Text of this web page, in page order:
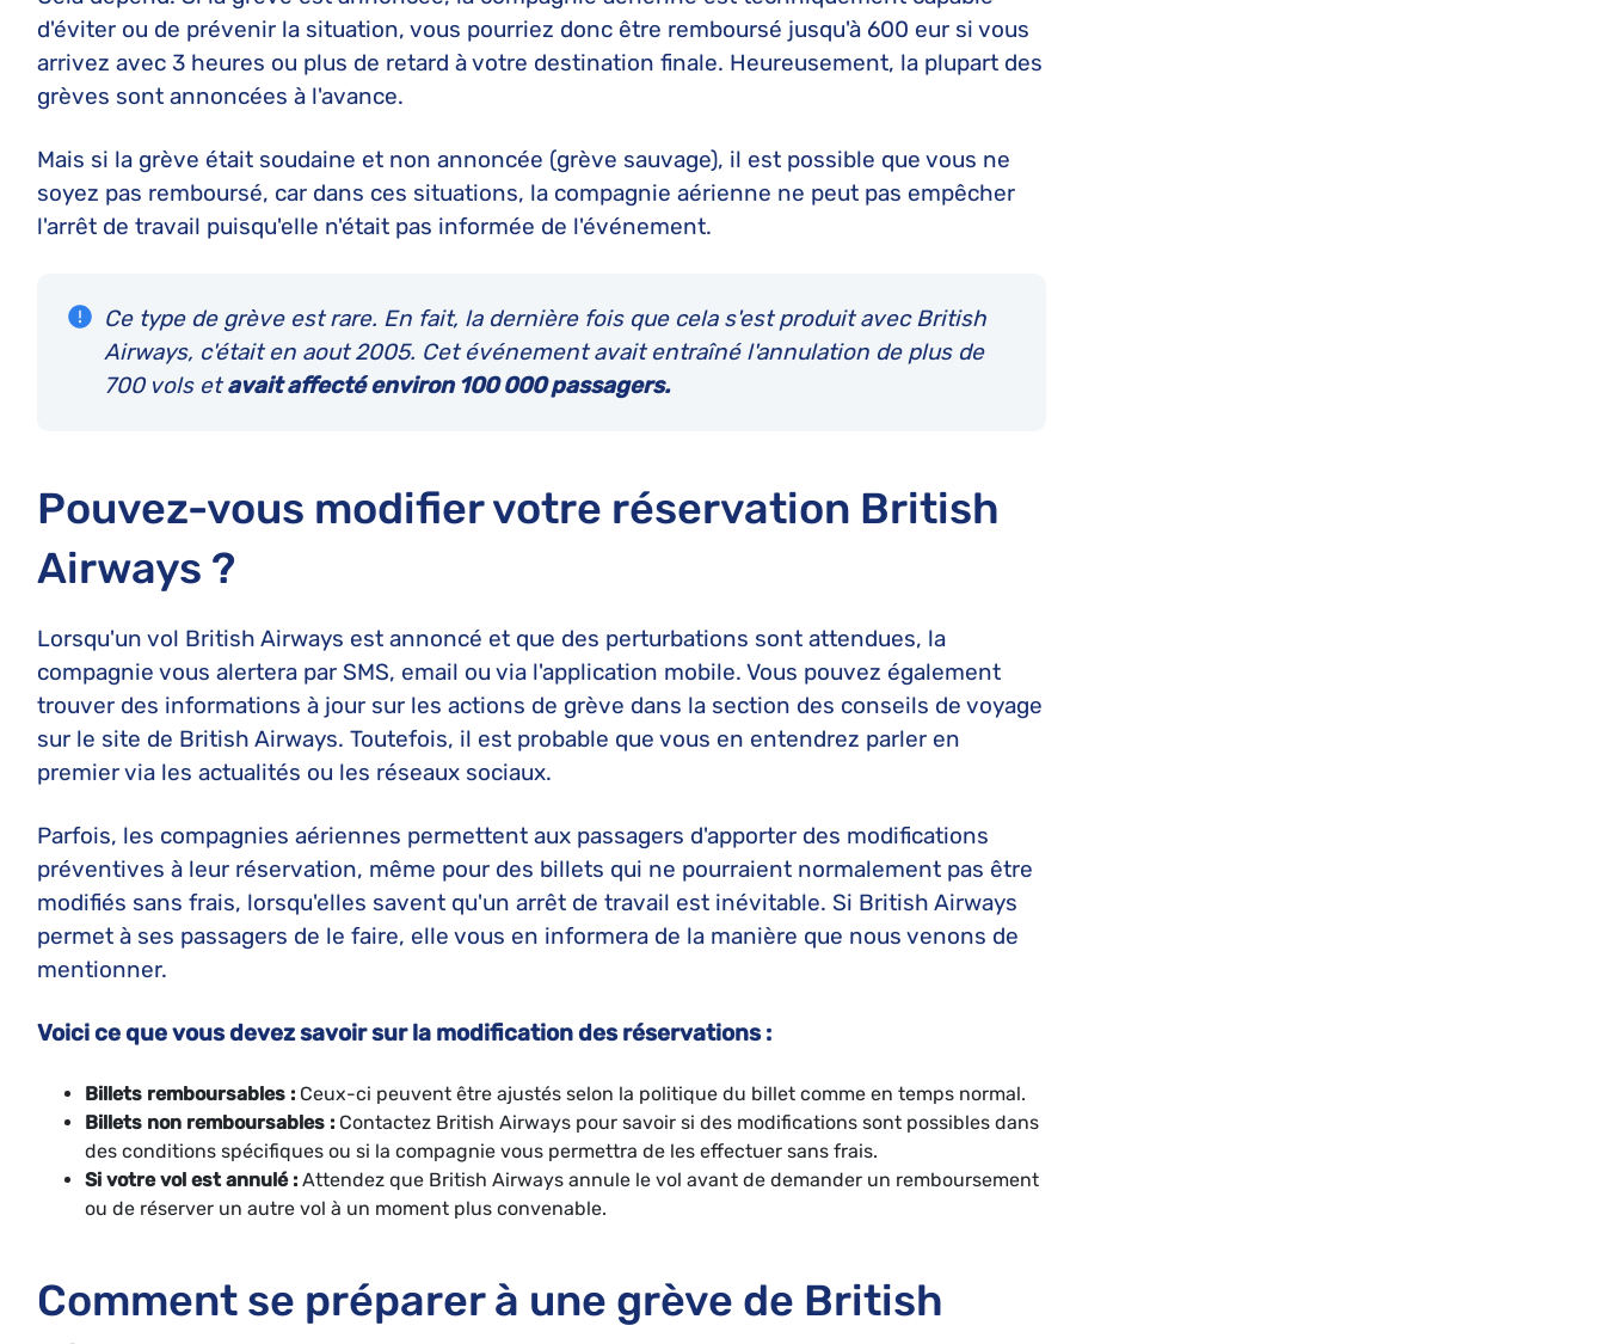
d'éviter ou de prévenir la situation, vous pourriez donc être remboursé jusqu'à 600 eur si vous
arrivez avec 3 heures ou plus de retard à votre destination finale. Heureusement, la plupart des
grèves sont annoncées à l'avance.
Mais si la grève était soudaine et non annoncée (grève sauvage), il est possible que vous ne
soyez pas remboursé, car dans ces situations, la compagnie aérienne ne peut pas empêcher
l'arrêt de travail puisqu'elle n'était pas informée de l'événement.
Ce type de grève est rare. En fait, la dernière fois que cela s'est produit avec British
Airways, c'était en aout 2005. Cet événement avait entraîné l'annulation de plus de
700 vols etavait affecté environ 100 000 passagers.
Pouvez-vous modifier votre réservation British
Airways ?
Lorsqu'un vol British Airways est annoncé et que des perturbations sont attendues, la
compagnie vous alertera par SMS, email ou via l'application mobile. Vous pouvez également
trouver des informations à jour sur les actions de grève dans la section des conseils de voyage
sur le site de British Airways. Toutefois, il est probable que vous en entendrez parler en
premier via les actualités ou les réseaux sociaux.
Parfois, les compagnies aériennes permettent aux passagers d'apporter des modifications
préventives à leur réservation, même pour des billets qui ne pourraient normalement pas être
modifiés sans frais, lorsqu'elles savent qu'un arrêt de travail est inévitable. Si British Airways
permet à ses passagers de le faire, elle vous en informera de la manière que nous venons de
mentionner.
Voici ce que vous devez savoir sur la modification des réservations :
Billets remboursables : Ceux-ci peuvent être ajustés selon la politique du billet comme en temps normal.
Billets non remboursables : Contactez British Airways pour savoir si des modifications sont possibles dans
des conditions spécifiques ou si la compagnie vous permettra de les effectuer sans frais.
Si votre vol est annulé : Attendez que British Airways annule le vol avant de demander un remboursement
ou de réserver un autre vol à un moment plus convenable.
Comment se préparer à une grève de British